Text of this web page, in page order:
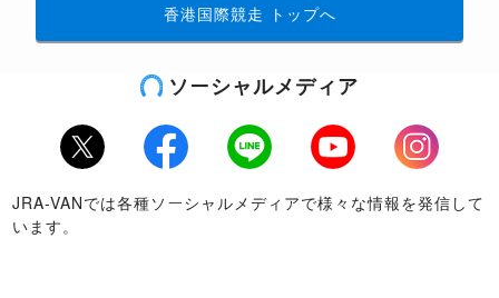
香港国際競走 トップへ
ソーシャルメディア
Twitter Facebook LINE Youtube
Instagram
JRA-VANでは各種ソーシャルメディアで様々な情報を発信して
います。